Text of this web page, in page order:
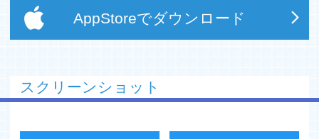
AppStoreでダウンロード
スクリーンショット